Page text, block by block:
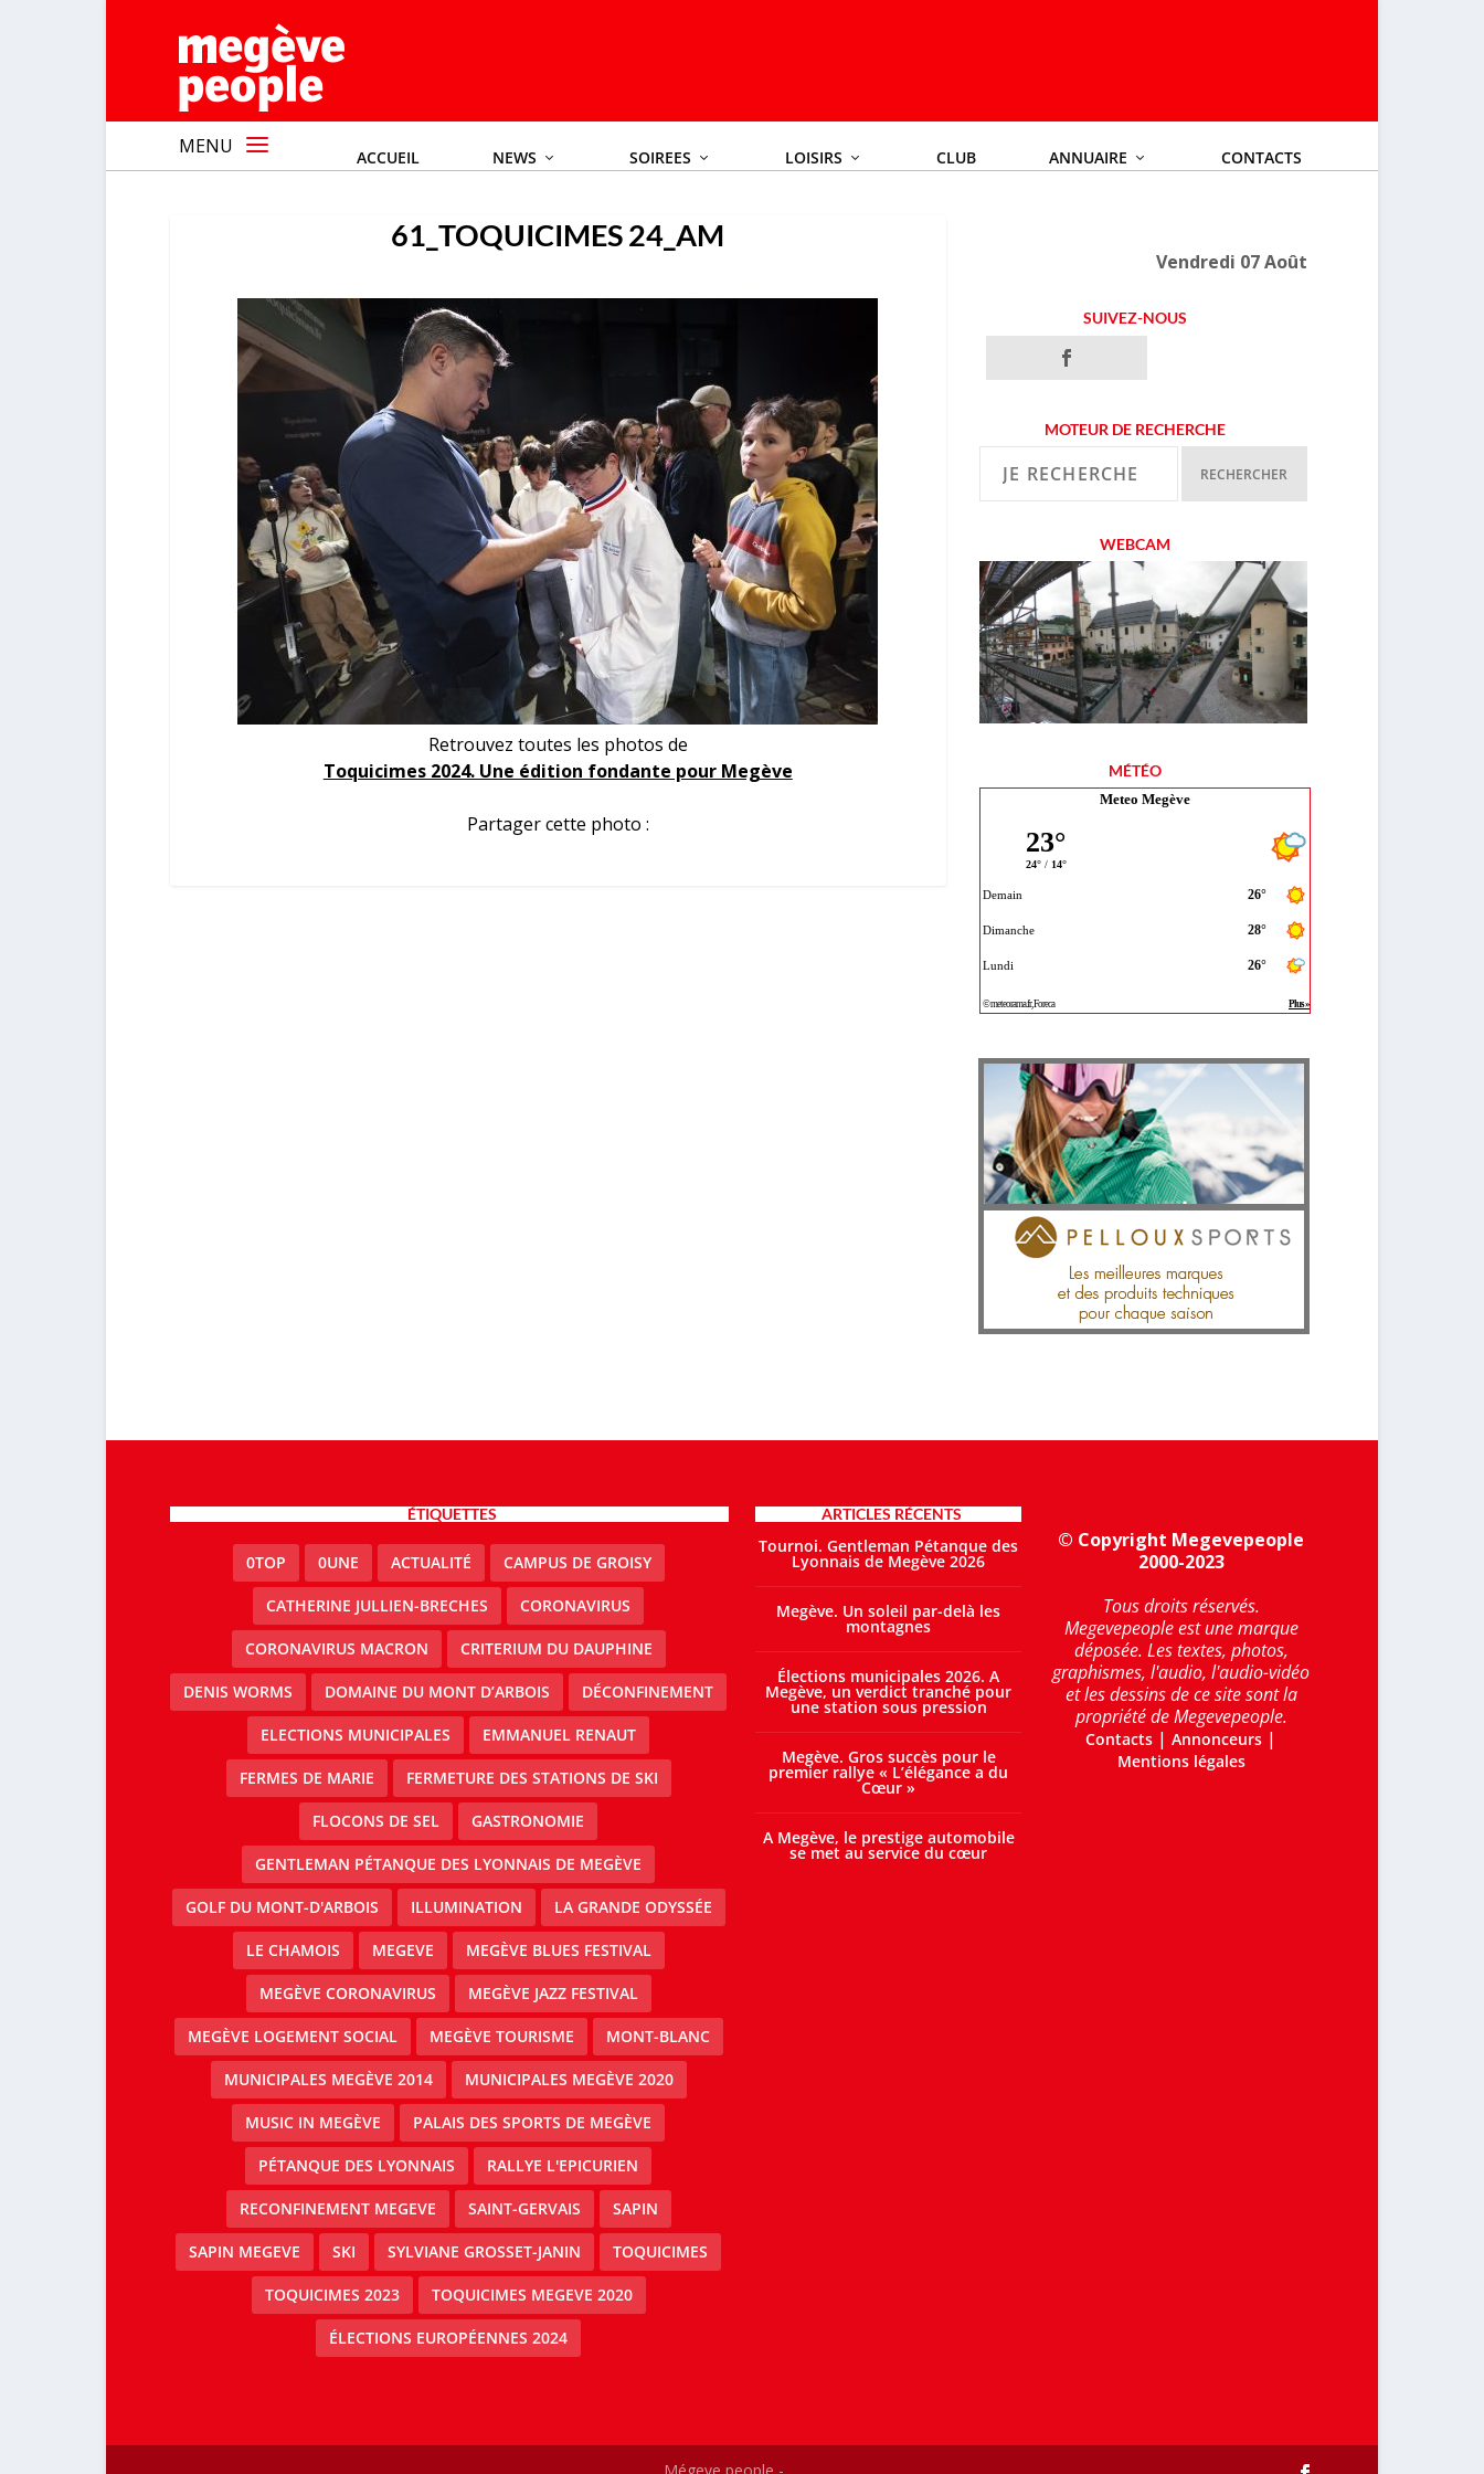
MENU ACCUEIL NEWS SOIREES LOISIRS CLUB ANNUAIRE CONTACTS
61_TOQUICIMES 24_AM
Retrouvez toutes les photos de
Toquicimes 2024. Une édition fondante pour Megève
Partager cette photo :
Vendredi 07 Août
SUIVEZ-NOUS
MOTEUR DE RECHERCHE
WEBCAM
MÉTÉO
Meteo Megève
ÉTIQUETTES
0TOP 0UNE ACTUALITÉ CAMPUS DE GROISY
CATHERINE JULLIEN-BRECHES CORONAVIRUS
CORONAVIRUS MACRON CRITERIUM DU DAUPHINE
DENIS WORMS DOMAINE DU MONT D’ARBOIS DÉCONFINEMENT
ELECTIONS MUNICIPALES EMMANUEL RENAUT
FERMES DE MARIE FERMETURE DES STATIONS DE SKI
FLOCONS DE SEL GASTRONOMIE
GENTLEMAN PÉTANQUE DES LYONNAIS DE MEGÈVE
GOLF DU MONT-D'ARBOIS ILLUMINATION LA GRANDE ODYSSÉE
LE CHAMOIS MEGEVE MEGÈVE BLUES FESTIVAL
MEGÈVE CORONAVIRUS MEGÈVE JAZZ FESTIVAL
MEGÈVE LOGEMENT SOCIAL MEGÈVE TOURISME MONT-BLANC
MUNICIPALES MEGÈVE 2014 MUNICIPALES MEGÈVE 2020
MUSIC IN MEGÈVE PALAIS DES SPORTS DE MEGÈVE
PÉTANQUE DES LYONNAIS RALLYE L'EPICURIEN
RECONFINEMENT MEGEVE SAINT-GERVAIS SAPIN
SAPIN MEGEVE SKI SYLVIANE GROSSET-JANIN TOQUICIMES
TOQUICIMES 2023 TOQUICIMES MEGEVE 2020
ÉLECTIONS EUROPÉENNES 2024
ARTICLES RÉCENTS
Tournoi. Gentleman Pétanque des
Lyonnais de Megève 2026
Megève. Un soleil par-delà les
montagnes
Élections municipales 2026. A
Megève, un verdict tranché pour
une station sous pression
Megève. Gros succès pour le
premier rallye « L’élégance a du
Cœur »
A Megève, le prestige automobile
se met au service du cœur
© Copyright Megevepeople
2000-2023
Tous droits réservés.
Megevepeople est une marque
déposée. Les textes, photos,
graphismes, l'audio, l'audio-vidéo
et les dessins de ce site sont la
propriété de Megevepeople.
Contacts |Annonceurs |
Mentions légales